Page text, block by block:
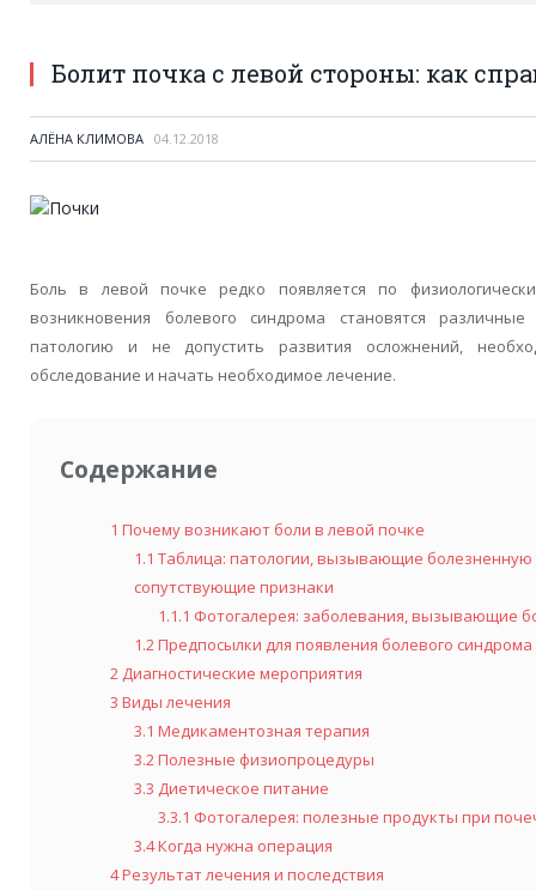
Болит почка с левой стороны: как
АЛЁНА КЛИМОВА 04.12.2018
Боль в левой почке редко появляется по
возникновения болевого синдрома становятся
патологию и не допустить развития осложнений,
обследование и начать необходимое лечение.
Содержание
1 Почему возникают боли в левой почке
1.1 Таблица: патологии, вызывающие болезненную
сопутствующие признаки
1.1.1 Фотогалерея: заболевания, вызывающие
1.2Предпосылки для появления болевого
2 Диагностические мероприятия
3 Виды лечения
3.1 Медикаментозная терапия
3.2Полезные физиопроцедуры
3.3 Диетическое питание
3.3.1 Фотогалерея: полезные продукты при
3.4Когда нужна операция
4Результат лечения и последствия